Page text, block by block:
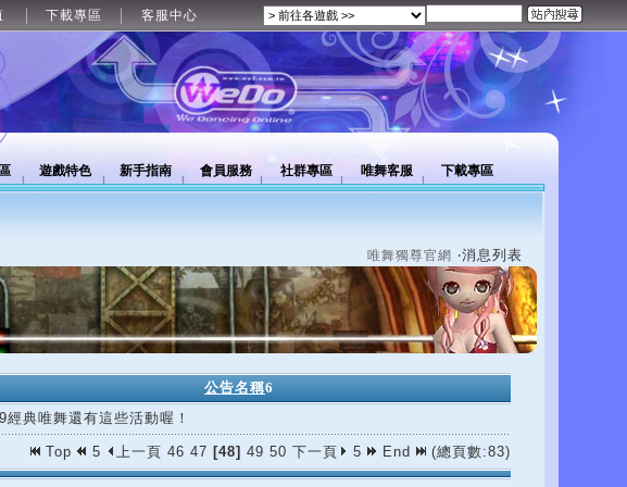
下載專區 客服中心
遊戲特色 新手指南 會員服務 社群專區 唯舞客服 下載專區
唯舞獨尊官網 ‧消息列表
公告名稱6
經典唯舞還有這些活動喔！
Top 5 上一頁 46 47 [48] 49 50 下一頁 5 End (總頁數:83)